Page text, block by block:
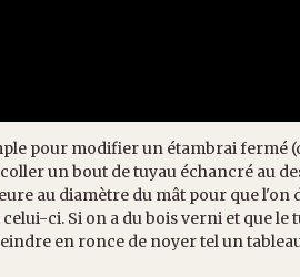
pour modifier un étambrai fermé
un bout de tuyau échancré au
au diamètre du mât pour que l'on
ci. Si on a du bois verni et que le
en ronce de noyer tel un